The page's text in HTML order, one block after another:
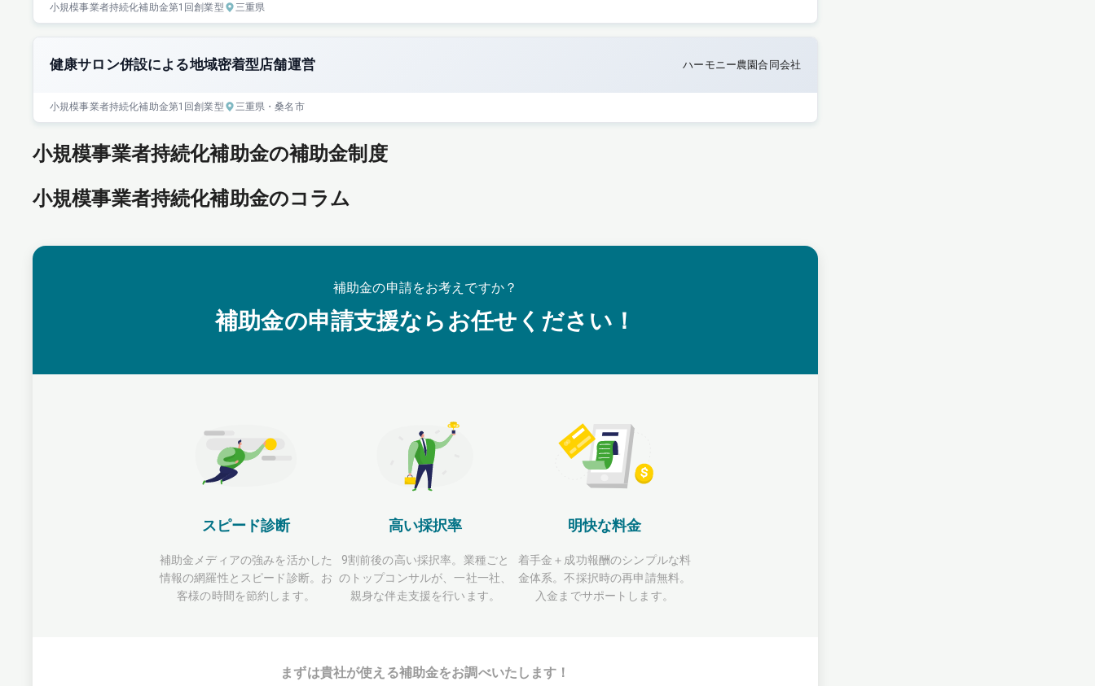
小規模事業者持続化補助金第1回創業型 三重県
健康サロン併設による地域密着型店舗運営 ハーモニー農園合同会社
小規模事業者持続化補助金第1回創業型 三重県 ・桑名市
小規模事業者持続化補助金の補助金制度
小規模事業者持続化補助金のコラム
補助金の申請をお考えですか？
補助金の申請支援ならお任せください！
スピード診断
補助金メディアの強みを活かした
情報の網羅性とスピード診断。お
客様の時間を節約します。
高い採択率
9割前後の高い採択率。業種ごと
のトップコンサルが、一社一社、
親身な伴走支援を行います。
明快な料金
着手金＋成功報酬のシンプルな料
金体系。不採択時の再申請無料。
入金までサポートします。
まずは貴社が使える補助金をお調べいたします！